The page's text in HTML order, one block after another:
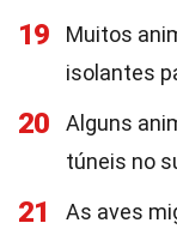
19
Muitos
isolantes
20
Alguns
túneis no
21
As aves